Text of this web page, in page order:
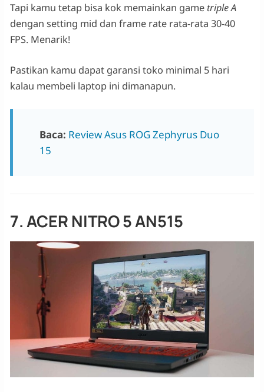
Tapi kamu tetap bisa kok memainkan game triple A
dengan setting mid dan frame rate rata-rata 30-40
FPS. Menarik!
Pastikan kamu dapat garansi toko minimal 5 hari
kalau membeli laptop ini dimanapun.
Baca: Review Asus ROG Zephyrus Duo
15
7. ACER NITRO 5 AN515